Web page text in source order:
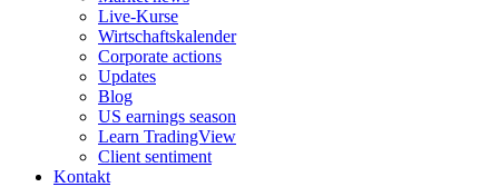
Live-Kurse
Wirtschaftskalender
Corporate actions
Updates
Blog
US earnings season
Learn TradingView
Client sentiment
Kontakt